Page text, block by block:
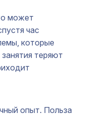
может
час
которые
теряют
опыт. Польза